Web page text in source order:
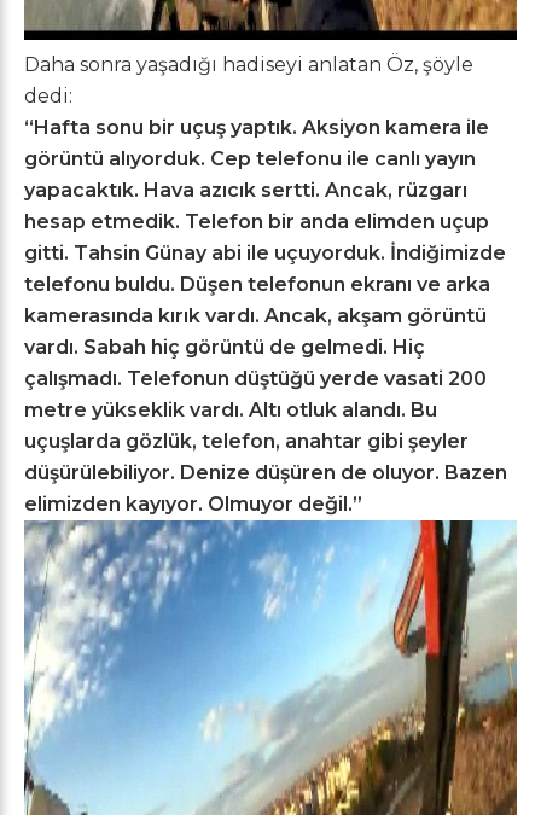
Daha sonra yaşadığı hadiseyi anlatan Öz, şöyle
dedi:
“Hafta sonu bir uçuş yaptık. Aksiyon kamera ile
görüntü alıyorduk. Cep telefonu ile canlı yayın
yapacaktık. Hava azıcık sertti. Ancak, rüzgarı
hesap etmedik. Telefon bir anda elimden uçup
gitti. Tahsin Günay abi ile uçuyorduk. İndiğimizde
telefonu buldu. Düşen telefonun ekranı ve arka
kamerasında kırık vardı. Ancak, akşam görüntü
vardı. Sabah hiç görüntü de gelmedi. Hiç
çalışmadı. Telefonun düştüğü yerde vasati 200
metre yükseklik vardı. Altı otluk alandı. Bu
uçuşlarda gözlük, telefon, anahtar gibi şeyler
düşürülebiliyor. Denize düşüren de oluyor. Bazen
elimizden kayıyor. Olmuyor değil.”